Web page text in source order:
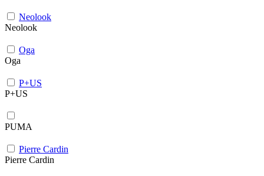
Neolook
Neolook
Oga
Oga
P+US
P+US
PUMA
Pierre Cardin
Pierre Cardin